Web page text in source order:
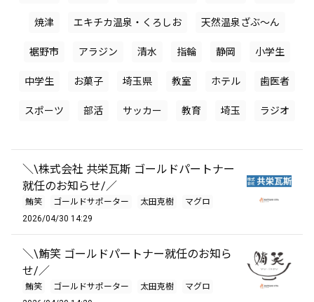
焼津 エキチカ温泉・くろしお 天然温泉ざぶ〜ん
裾野市 アラジン 清水 指輪 静岡 小学生
中学生 お菓子 埼玉県 教室 ホテル 歯医者
スポーツ 部活 サッカー 教育 埼玉 ラジオ
＼\株式会社 共栄瓦斯 ゴールドパートナー
就任のお知らせ/／
鮪笑 ゴールドサポーター 太田克樹
マグロ
2026/04/30 14:29
＼\鮪笑 ゴールドパートナー就任のお知ら
せ/／
鮪笑 ゴールドサポーター 太田克樹
マグロ